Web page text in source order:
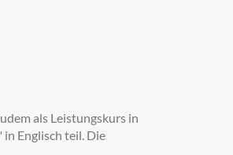
als Leistungskurs in
Englisch teil. Die